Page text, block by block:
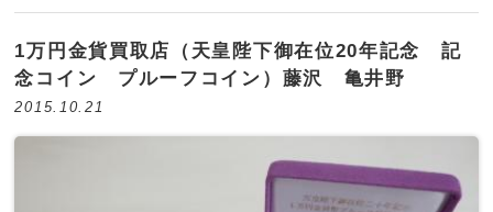
1万円金貨買取店（天皇陛下御在位20年記念 記
念コイン プルーフコイン）藤沢 亀井野
2015.10.21